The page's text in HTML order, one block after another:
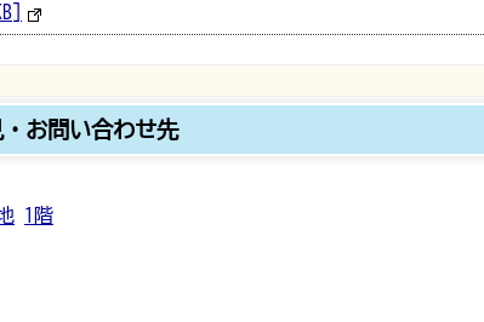
お問い合わせ先
1階